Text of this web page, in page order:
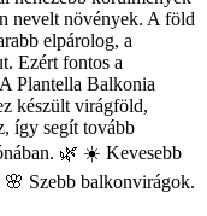
nevelt növények. A föld
elpárolog, a
Ezért fontos a
Plantella Balkonia
készült virágföld,
így segít tovább
🌿 ☀️ Kevesebb
🌸 Szebb balkonvirágok.